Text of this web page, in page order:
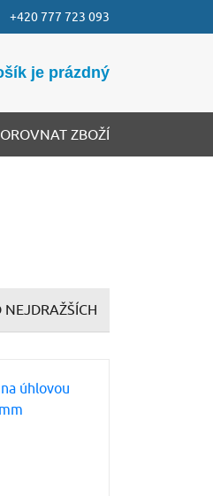
+420 777 723 093
je prázdný
ZBOŽÍ
NEJDRAŽŠÍCH